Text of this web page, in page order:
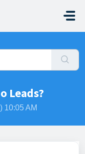
Leads?
10:05 AM